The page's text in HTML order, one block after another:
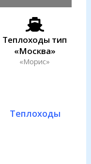
Теплоходы тип
«Москва»
«Морис»
Теплоходы